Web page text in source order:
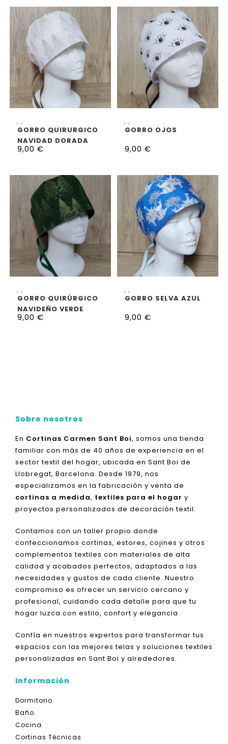
, ,
GORRO QUIRURGICO
NAVIDAD DORADA
9,00 €
,,
GORRO OJOS
9,00€
,,
GORRO QUIRÚRGICO
NAVIDEÑO VERDE
9,00 €
,,
GORRO SELVA AZUL
9,00€
Sobre nosotros
En Cortinas Carmen Sant Boi, somos una tienda
familiar con más de 40 años de experiencia en el
sector textil del hogar, ubicada en Sant Boi de
Llobregat, Barcelona. Desde 1979, nos
especializamos en la fabricación y venta de
cortinas a medida, textiles para el hogar y
proyectos personalizados de decoración textil.
Contamos con un taller propio donde
confeccionamos cortinas, estores, cojines y otros
complementos textiles con materiales de alta
calidad y acabados perfectos, adaptados a las
necesidades y gustos de cada cliente. Nuestro
compromiso es ofrecer un servicio cercano y
profesional, cuidando cada detalle para que tu
hogar luzca con estilo, confort y elegancia.
Confía en nuestros expertos para transformar tus
espacios con las mejores telas y soluciones textiles
personalizadas en Sant Boi y alrededores.
Información
Dormitorio
Baño
Cocina
Cortinas Técnicas